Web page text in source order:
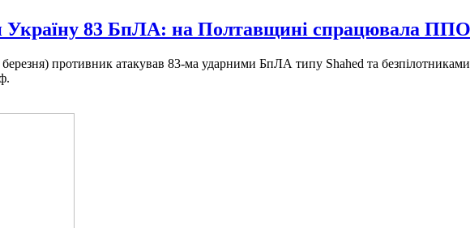
Україну 83 БпЛА: на Полтавщині спрацювала ППО
противник атакував 83-ма ударними БпЛА типу Shahed та